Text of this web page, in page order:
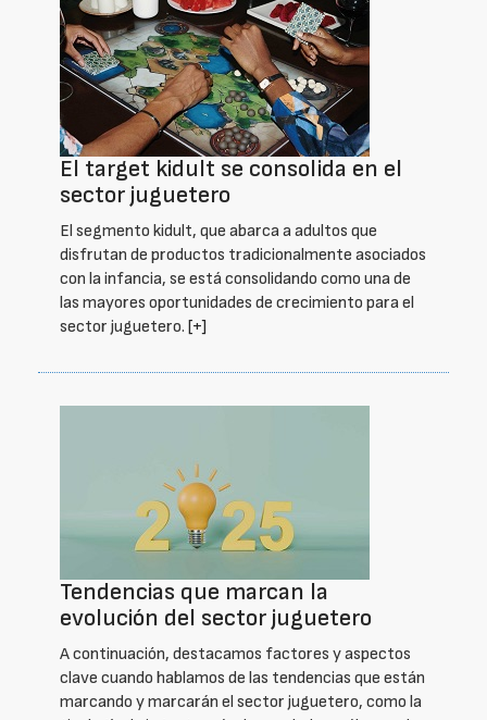
El target kidult se consolida en el
sector juguetero
El segmento kidult, que abarca a adultos que
disfrutan de productos tradicionalmente asociados
con la infancia, se está consolidando como una de
las mayores oportunidades de crecimiento para el
sector juguetero. [+]
Tendencias que marcan la
evolución del sector juguetero
A continuación, destacamos factores y aspectos
clave cuando hablamos de las tendencias que están
marcando y marcarán el sector juguetero, como la